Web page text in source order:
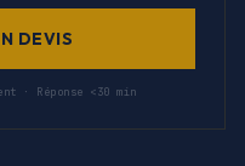
DEVIS
· Réponse <30 min